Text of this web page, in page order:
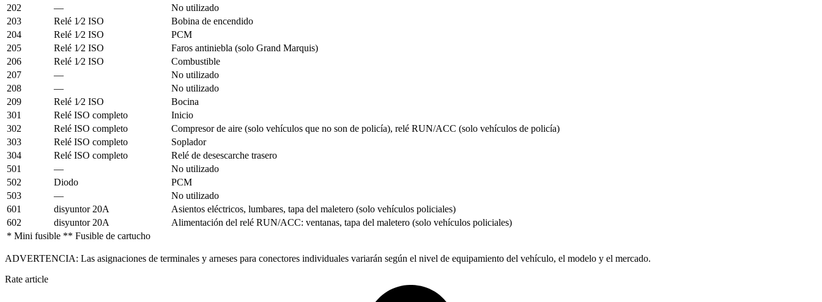
202
—
No utilizado
203
Relé 1⁄2 ISO
Bobina de encendido
204
Relé 1⁄2 ISO
PCM
205
Relé 1⁄2 ISO
Faros antiniebla (solo Grand Marquis)
206
Relé 1⁄2 ISO
Combustible
207
—
No utilizado
208
—
No utilizado
209
Relé 1⁄2 ISO
Bocina
301
Relé ISO completo
Inicio
302
Relé ISO completo
Compresor de aire (solo vehículos que no son de policía), relé RUN/ACC (solo vehículos de policía)
303
Relé ISO completo
Soplador
304
Relé ISO completo
Relé de desescarche trasero
501
—
No utilizado
502
Diodo
PCM
503
—
No utilizado
601
disyuntor 20A
Asientos eléctricos, lumbares, tapa del maletero (solo vehículos policiales)
602
disyuntor 20A
Alimentación del relé RUN/ACC: ventanas, tapa del maletero (solo vehículos policiales)
* Mini fusible ** Fusible de cartucho
ADVERTENCIA: Las asignaciones de terminales y arneses para conectores individuales variarán según el nivel de equipamiento del vehículo, el modelo y el mercado.
Rate article